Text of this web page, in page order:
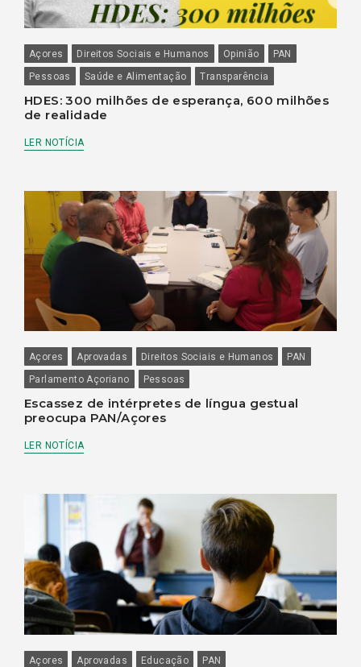
Açores Direitos Sociais e Humanos Opinião
PAN
Pessoas
Saúde e Alimentação Transparência
HDES: 300 milhões de esperança, 600 milhões
de realidade
LER NOTÍCIA
Açores Aprovadas Direitos Sociais e Humanos
PAN
Parlamento Açoriano
Pessoas
Escassez de intérpretes de língua gestual
preocupa PAN/Açores
LER NOTÍCIA
Açores Aprovadas Educação
PAN